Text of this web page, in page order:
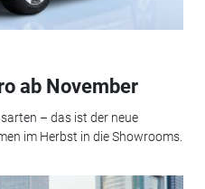
ab November
– das ist der neue
im Herbst in die Showrooms.